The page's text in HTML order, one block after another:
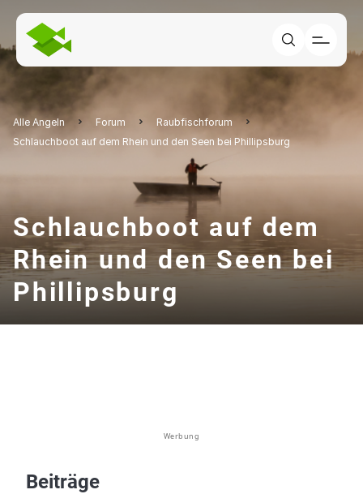
Alle Angeln Forum
Raubfischforum
Schlauchboot auf dem Rhein und den Seen bei Phillipsburg
Schlauchboot auf dem
Rhein und den Seen bei
Phillipsburg
Werbung
Beiträge